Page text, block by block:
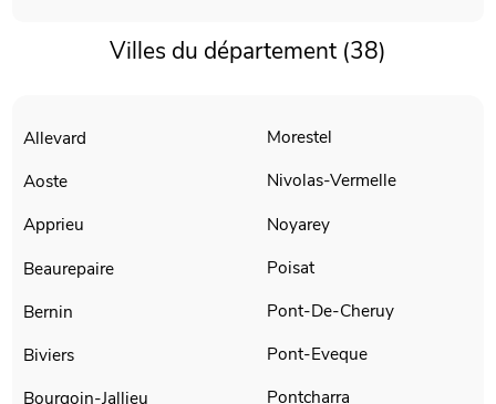
Villes du département (38)
Allevard
Aoste
Apprieu
Beaurepaire
Bernin
Biviers
Bourgoin-Jallieu
Morestel
Nivolas-Vermelle
Noyarey
Poisat
Pont-De-Cheruy
Pont-Eveque
Pontcharra